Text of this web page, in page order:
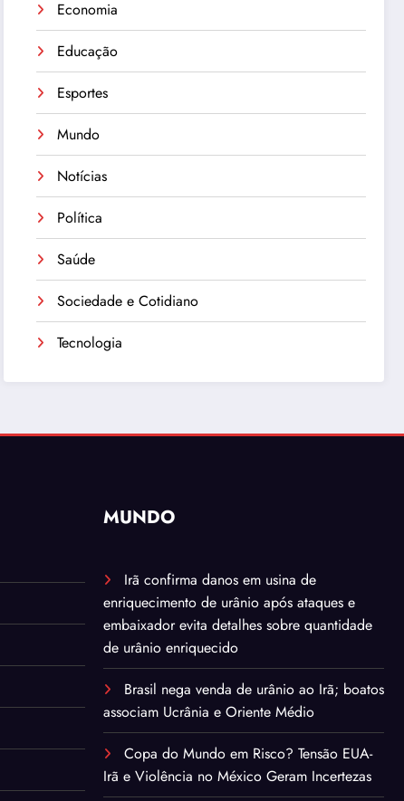
Economia
Educação
Esportes
Mundo
Notícias
Política
Saúde
Sociedade e Cotidiano
Tecnologia
MUNDO
Irã confirma danos em usina de
enriquecimento de urânio após ataques e
embaixador evita detalhes sobre quantidade
de urânio enriquecido
Brasil nega venda de urânio ao Irã; boatos
associam Ucrânia e Oriente Médio
Copa do Mundo em Risco? Tensão EUA-
Irã e Violência no México Geram Incertezas